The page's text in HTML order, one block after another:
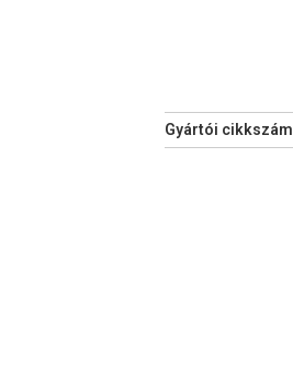
Gyártói cikkszám